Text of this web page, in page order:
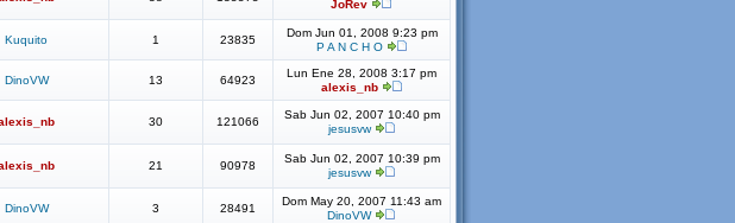
JoRev
Kuquito 1 23835
Dom Jun 01, 2008 9:23 pm
P A N C H O
DinoVW 13 64923
Lun Ene 28, 2008 3:17 pm
alexis_nb
30 121066
Sab Jun 02, 2007 10:40 pm
jesusvw
21 90978
Sab Jun 02, 2007 10:39 pm
jesusvw
DinoVW 3 28491
Dom May 20, 2007 11:43 am
DinoVW